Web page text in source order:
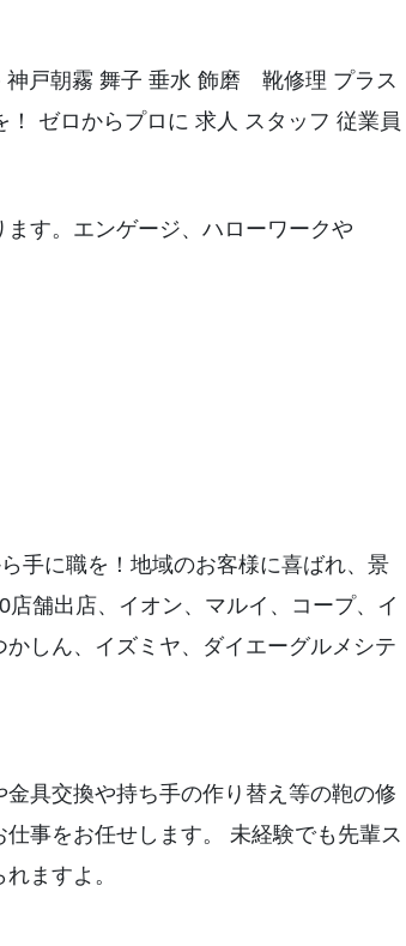
神戸朝霧 舞子 垂水 飾磨 靴修理 プラス
ゼロからプロに 求人 スタッフ 従業員
す。エンゲージ、ハローワークや
手に職を！地域のお客様に喜ばれ、景
舗出店、イオン、マルイ、コープ、イ
しん、イズミヤ、ダイエーグルメシテ
具交換や持ち手の作り替え等の鞄の修
事をお任せします。 未経験でも先輩ス
ますよ。